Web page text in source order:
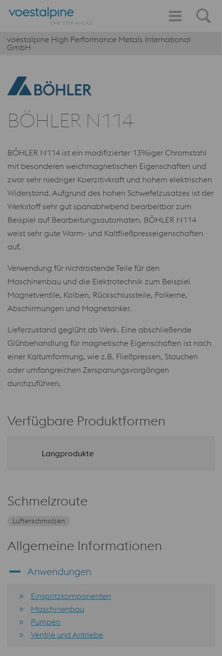
voestalpine High Performance Metals International
GmbH
BÖHLER N114
BÖHLER N114 ist ein modifizierter 13%iger Chromstahl
mit besonderen weichmagnetischen Eigenschaften und
zwar sehr niedriger Koerzitivkraft und hohem elektrischen
Widerstand. Aufgrund des hohen Schwefelzusatzes ist der
Werkstoff sehr gut spanabhebend bearbeitbar zum
Beispiel auf Bearbeitungsautomaten. BÖHLER N114
weist sehr gute Warm- und Kaltfließpresseigenschaften
auf.
Verwendung für nichtrostende Teile für den
Maschinenbau und die Elektrotechnik zum Beispiel
Magnetventile, Kolben, Rückschlussteile, Polkerne,
Abschirmungen und Magnetanker.
Lieferzustand geglüht ab Werk. Eine abschließende
Glühbehandlung für magnetische Eigenschaften ist nach
einer Kaltumformung, wie z.B. Fließpressen, Stauchen
oder umfangreichen Zerspanungsvorgängen
durchzuführen.
Verfügbare Produktformen
Langprodukte
Schmelzroute
Lufterschmolzen
Allgemeine Informationen
Anwendungen
Einspritzkomponenten
Maschinenbau
Pumpen
Ventile und Antriebe